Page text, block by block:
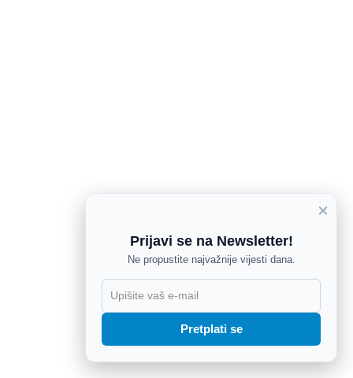
×
Prijavi se na Newsletter!
Ne propustite najvažnije vijesti dana.
Pretplati se